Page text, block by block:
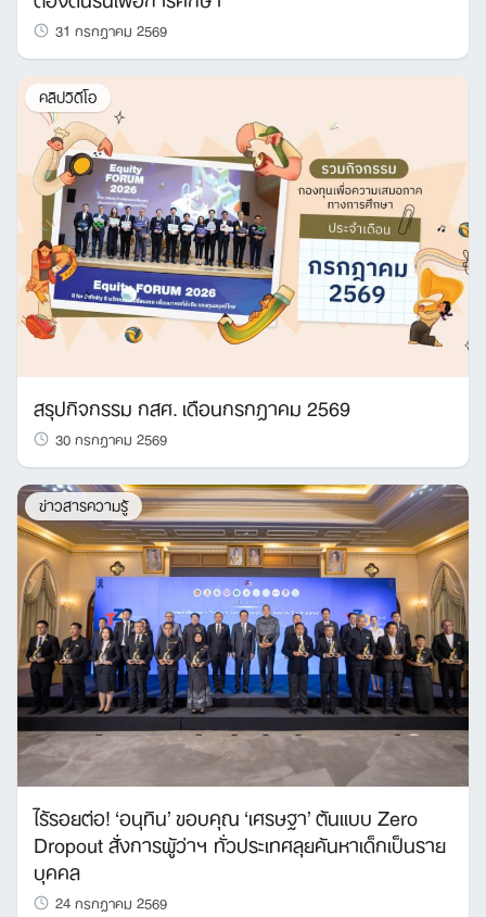
31 กรกฎาคม 2569
คลิปวิดีโอ
สรุปกิจกรรม กสศ. เดือนกรกฎาคม 2569
30 กรกฎาคม 2569
ข่าวสารความรู้
ไร้รอยต่อ! ‘อนุทิน’ ขอบคุณ ‘เศรษฐา’ ต้นแบบ Zero
Dropout สั่งการผู้ว่าฯ ทั่วประเทศลุยค้นหาเด็กเป็นราย
บุคคล
24 กรกฎาคม 2569